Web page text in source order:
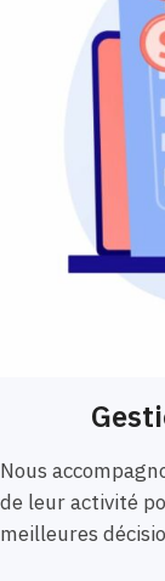
Nous
de leur activité
meilleures